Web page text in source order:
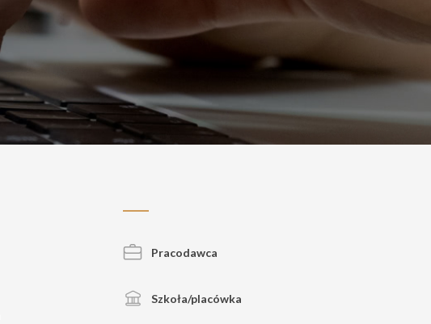
Pracodawca
Szkoła/placówka